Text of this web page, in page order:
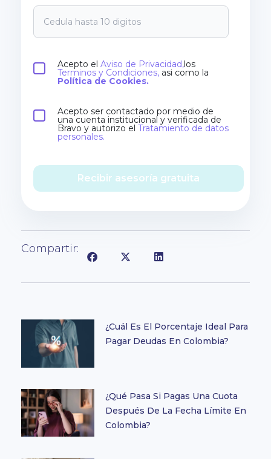
Acepto el Aviso de Privacidad,los
Terminos y Condiciones, asi como la
Política de Cookies.
Acepto ser contactado por medio de
una cuenta institucional y verificada de
Bravo y autorizo el Tratamiento de datos
personales.
Recibir asesoría gratuita
Compartir:
¿Cuál Es El Porcentaje Ideal Para
Pagar Deudas En Colombia?
¿Qué Pasa Si Pagas Una Cuota
Después De La Fecha Límite En
Colombia?